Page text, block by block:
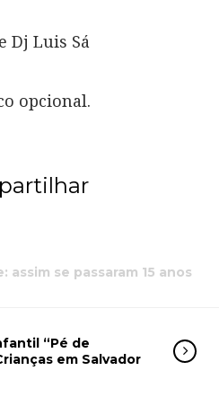
Dj Luis Sá
opcional.
assim se passaram 15 anos
“Pé de
em Salvador